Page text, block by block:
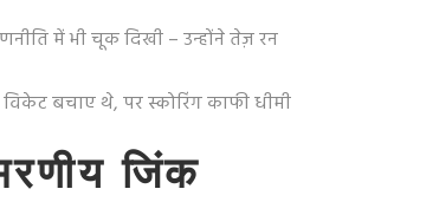
में भी चूक दिखी – उन्होंने तेज़ रन
बचाए थे, पर स्कोरिंग काफी धीमी
जिंक